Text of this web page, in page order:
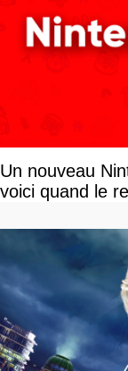
Un nouveau
voici quand le